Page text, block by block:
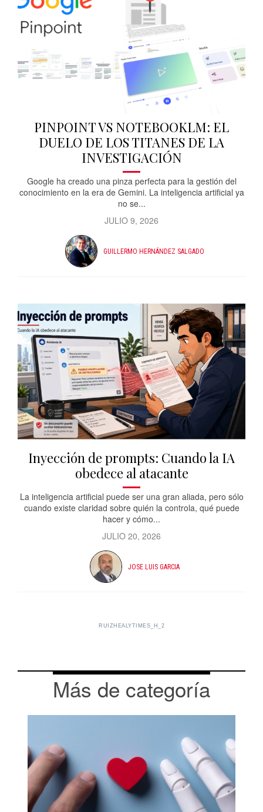
PINPOINT VS NOTEBOOKLM: EL
DUELO DE LOS TITANES DE LA
INVESTIGACIÓN
Google ha creado una pinza perfecta para la gestión del
conocimiento en la era de Gemini. La inteligencia artificial ya
no se...
JULIO 9, 2026
GUILLERMO HERNÁNDEZ SALGADO
Inyección de prompts: Cuando la IA
obedece al atacante
La inteligencia artificial puede ser una gran aliada, pero sólo
cuando existe claridad sobre quién la controla, qué puede
hacer y cómo...
JULIO 20, 2026
JOSE LUIS GARCIA
RUIZHEALYTIMES_H_2
Más de categoría